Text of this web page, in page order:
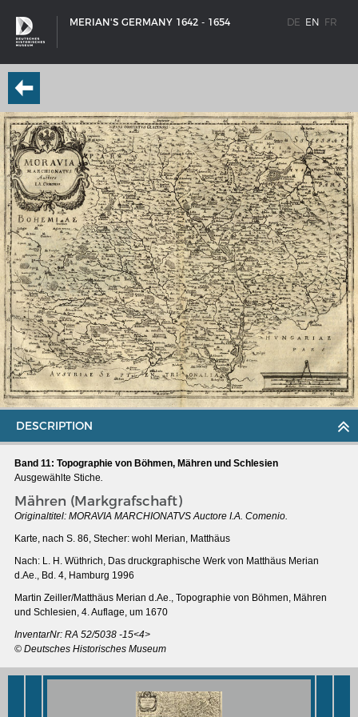
MERIAN'S GERMANY 1642 - 1654 DE EN FR
SHIP TYPES
Milestones in the history of European shipbuilding
MERIAN'S GERMANY 1642 - 1654
Interaktive Karte
Image gallery
DESCRIPTION
Band 11: Topographie von Böhmen, Mähren und Schlesien
Ausgewählte Stiche.
Mähren (Markgrafschaft)
Originaltitel: MORAVIA MARCHIONATVS Auctore I.A. Comenio.
Karte, nach S. 86, Stecher: wohl Merian, Matthäus
Nach: L. H. Wüthrich, Das druckgraphische Werk von Matthäus Merian
d.Ae., Bd. 4, Hamburg 1996
Martin Zeiller/Matthäus Merian d.Ae., Topographie von Böhmen, Mähren
und Schlesien, 4. Auflage, um 1670
InventarNr: RA 52/5038 -15<4>
© Deutsches Historisches Museum